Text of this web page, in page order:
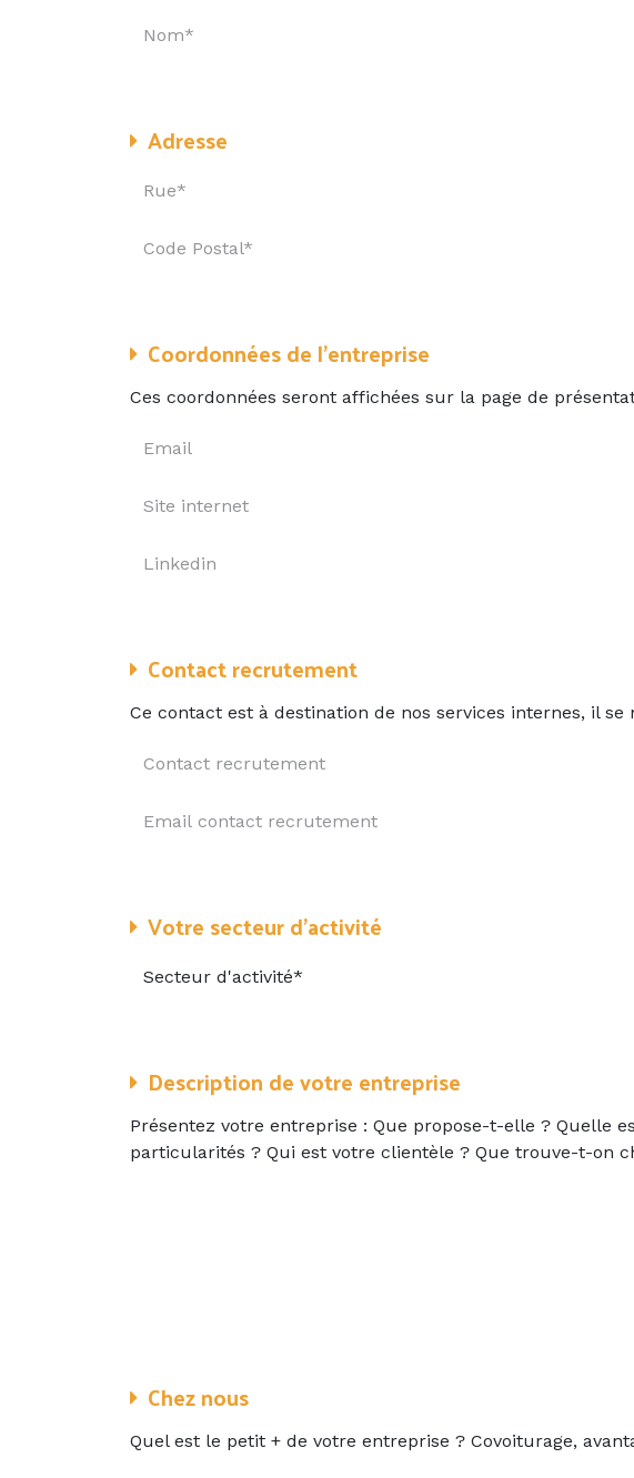
Adresse
Coordonnées de l'entreprise
Ces coordonnées seront affichées sur la page de
Contact recrutement
Ce contact est à destination de nos services internes, il
Votre secteur d’activité
Description de votre entreprise
Présentez votre entreprise : Que propose-t-elle ? Quelle
particularités ? Qui est votre clientèle ? Que trouve-t-on
Chez nous
Quel est le petit + de votre entreprise ? Covoiturage,